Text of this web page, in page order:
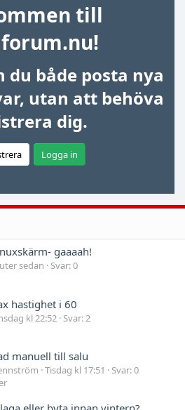
till
du både posta nya
utan att behöva
dig.
Logga in
gaaaah!
sedan
Svar: 0
hastighet i 60
kl 22:52 Svar: 2
manuell till salu
Tisdag kl 17:51
Svar: 0